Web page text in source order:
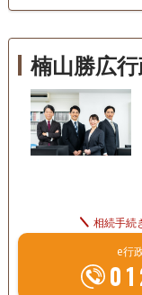
相続人調査
電話相談可 訪問可
18時以降相談可
楠山勝広
相続手続
e行